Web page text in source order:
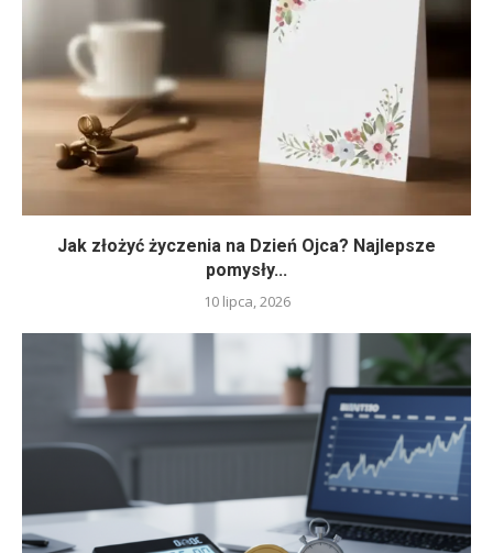
Jak złożyć życzenia na Dzień Ojca? Najlepsze
pomysły...
10 lipca, 2026